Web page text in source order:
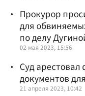
Прокурор
для
по делу
02 мая 2023, 15:56
Суд арестовал
документов
21 апреля 2023, 10:42